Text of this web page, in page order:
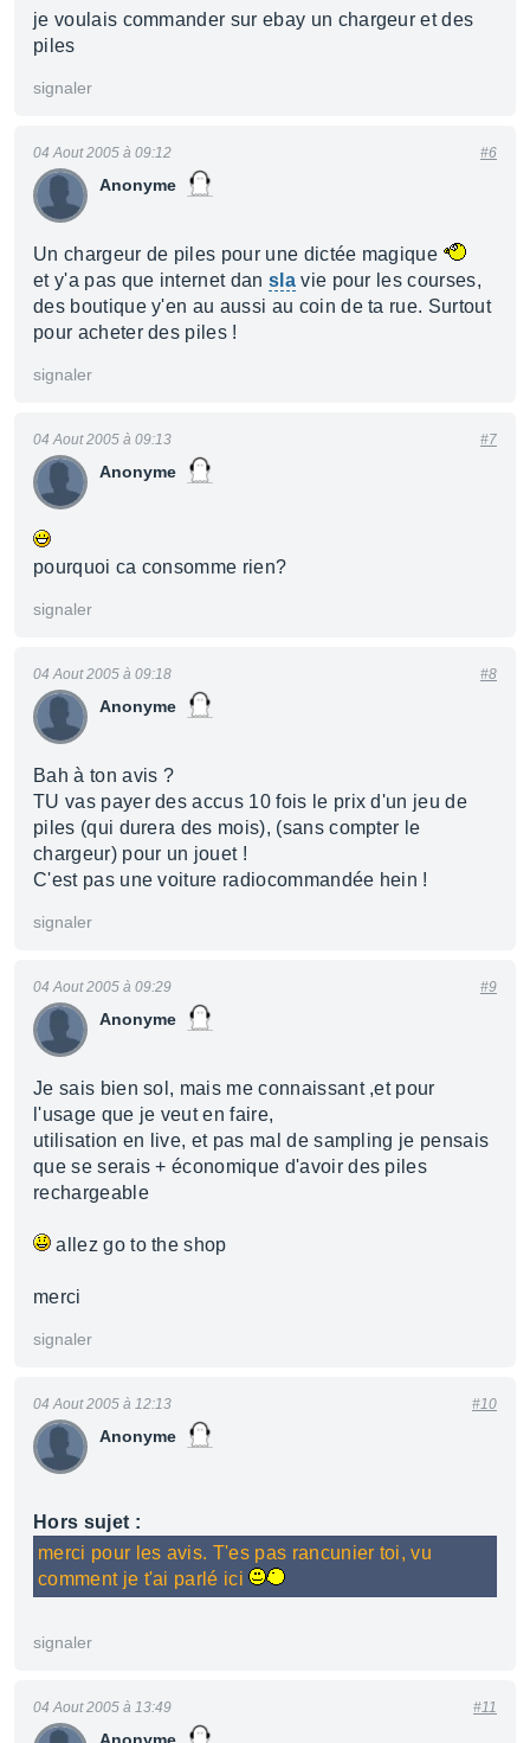
je voulais commander sur ebay un chargeur et des
piles
signaler
Anonyme
04 Aout 2005 à 09:12 #6
Un chargeur de piles pour une dictée magique
et y'a pas que internet dan slavie pour les courses,
des boutique y'en au aussi au coin de ta rue. Surtout
pour acheter des piles !
signaler
Anonyme
04 Aout 2005 à 09:13 #7
pourquoi ca consomme rien?
signaler
Anonyme
04 Aout 2005 à 09:18 #8
Bah à ton avis ?
TU vas payer des accus 10 fois le prix d'un jeu de
piles (qui durera des mois), (sans compter le
chargeur) pour un jouet !
C'est pas une voiture radiocommandée hein !
signaler
Anonyme
04 Aout 2005 à 09:29 #9
Je sais bien sol, mais me connaissant ,et pour
l'usage que je veut en faire,
utilisation en live, et pas mal de sampling je pensais
que se serais + économique d'avoir des piles
rechargeable
allez go to the shop
merci
signaler
Anonyme
04 Aout 2005 à 12:13 #10
Hors sujet :
merci pour les avis. T'es pas rancunier toi, vu
comment je t'ai parlé ici
signaler
04 Aout 2005 à 13:49 #11